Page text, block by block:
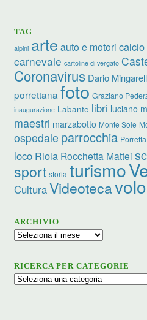
TAG
alpini arte auto e motori calcio
carnevale cartoline di vergato
Coronavirus Dario
porrettana foto Graziano
inaugurazione Labante libri luciano
maestri marzabotto Monte Sole
ospedale parrocchia
loco Riola Rocchetta Mattei
sport storia turismo
CulturaVideoteca
ARCHIVIO
Archivio
RICERCA PER CATEGORIE
Ricerca